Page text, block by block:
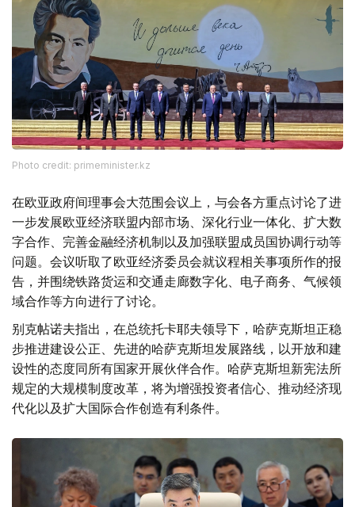
Photo credit: primeminister.kz
在欧亚政府间理事会大范围会议上，与会各方重点讨论了进
一步发展欧亚经济联盟内部市场、深化行业一体化、扩大数
字合作、完善金融经济机制以及加强联盟成员国协调行动等
问题。会议听取了欧亚经济委员会就议程相关事项所作的报
告，并围绕铁路货运和交通走廊数字化、电子商务、气候领
域合作等方向进行了讨论。
别克帖诺夫指出，在总统托卡耶夫领导下，哈萨克斯坦正稳
步推进建设公正、先进的哈萨克斯坦发展路线，以开放和建
设性的态度同所有国家开展伙伴合作。哈萨克斯坦新宪法所
规定的大规模制度改革，将为增强投资者信心、推动经济现
代化以及扩大国际合作创造有利条件。